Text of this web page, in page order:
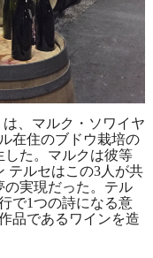
は、マルク・ソワイヤ
在住のブドウ栽培の
た。マルクは彼等
テルセはこの3人が共
の実現だった。テル
で1つの詩になる意
品であるワインを造